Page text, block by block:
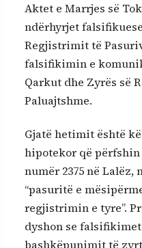
Aktet e Marrjes së
ndërhyrjet
Regjistrimit të
falsifikimin e
Qarkut dhe Zyrës së
Paluajtshme.
Gjatë hetimit është
hipotekor që
numër 2375 në Lalëz,
“pasuritë e
regjistrimin e tyre”.
dyshon se
bashkëpunimit të